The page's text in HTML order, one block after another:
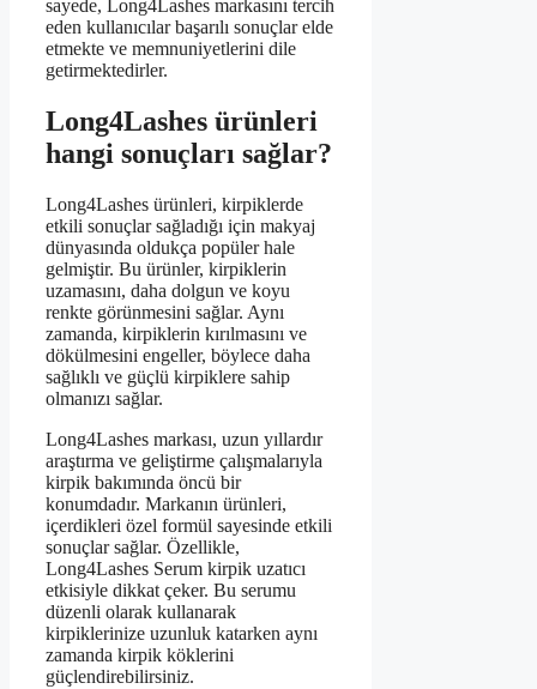
sayede, Long4Lashes markasını tercih
eden kullanıcılar başarılı sonuçlar elde
etmekte ve memnuniyetlerini dile
getirmektedirler.
Long4Lashes ürünleri
hangi sonuçları sağlar?
Long4Lashes ürünleri, kirpiklerde
etkili sonuçlar sağladığı için makyaj
dünyasında oldukça popüler hale
gelmiştir. Bu ürünler, kirpiklerin
uzamasını, daha dolgun ve koyu
renkte görünmesini sağlar. Aynı
zamanda, kirpiklerin kırılmasını ve
dökülmesini engeller, böylece daha
sağlıklı ve güçlü kirpiklere sahip
olmanızı sağlar.
Long4Lashes markası, uzun yıllardır
araştırma ve geliştirme çalışmalarıyla
kirpik bakımında öncü bir
konumdadır. Markanın ürünleri,
içerdikleri özel formül sayesinde etkili
sonuçlar sağlar. Özellikle,
Long4Lashes Serum kirpik uzatıcı
etkisiyle dikkat çeker. Bu serumu
düzenli olarak kullanarak
kirpiklerinize uzunluk katarken aynı
zamanda kirpik köklerini
güçlendirebilirsiniz.